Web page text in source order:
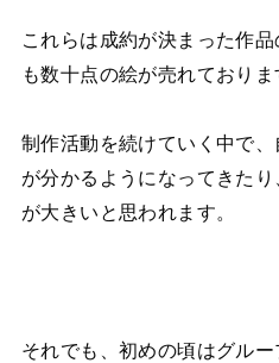
これらは成約が決まった作
も数十点の絵が売れておりま
制作活動を続けていく中で
が分かるようになってきた
が大きいと思われます。
それでも、初めの頃はグル